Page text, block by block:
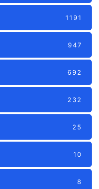
1191
947
692
232
25
10
8